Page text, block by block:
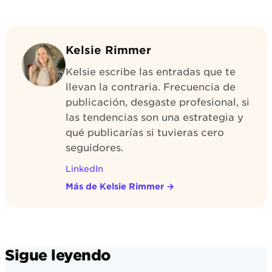
Kelsie Rimmer
Kelsie escribe las entradas que te
llevan la contraria. Frecuencia de
publicación, desgaste profesional, si
las tendencias son una estrategia y
qué publicarías si tuvieras cero
seguidores.
LinkedIn
Más de Kelsie Rimmer →
Sigue leyendo